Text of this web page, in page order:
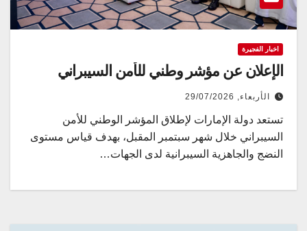
اخبار الفجيرة
الإعلان عن مؤشر وطني للأمن السيبراني
الأربعاء, 29/07/2026
تستعد دولة الإمارات لإطلاق المؤشر الوطني للأمن
السيبراني خلال شهر سبتمبر المقبل، بهدف قياس مستوى
النضج والجاهزية السيبرانية لدى الجهات…